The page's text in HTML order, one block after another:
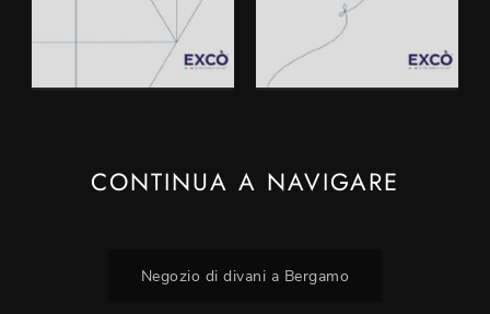
CONTINUA A NAVIGARE
Negozio di divani a Bergamo